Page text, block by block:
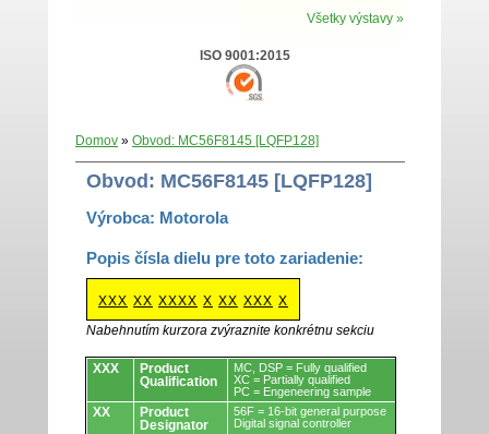
Všetky výstavy »
ISO 9001:2015
Domov » Obvod: MC56F8145 [LQFP128]
Obvod: MC56F8145 [LQFP128]
Výrobca: Motorola
Popis čísla dielu pre toto zariadenie:
XXX XX XXXX X XX XXX X
Nabehnutím kurzora zvýraznite konkrétnu sekciu
Obvody.
XXX
Product
Qualification
MC, DSP = Fully qualified
XC = Partially qualified
PC = Engeneering sample
XX
Product
Designator
56F = 16-bit general purpose
Digital signal controller